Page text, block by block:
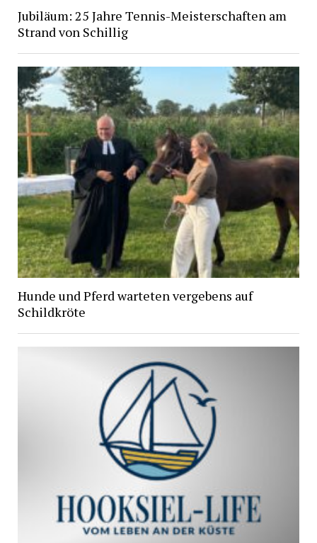
Jubiläum: 25 Jahre Tennis-Meisterschaften am
Strand von Schillig
Hunde und Pferd warteten vergebens auf
Schildkröte